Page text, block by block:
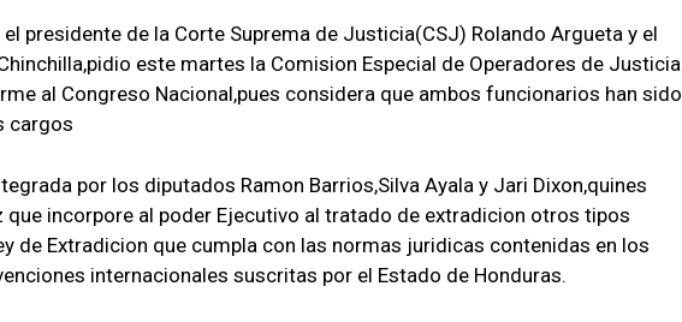
presidente de la Corte Suprema de Justicia(CSJ) Rolando Argueta y el
este martes la Comision Especial de Operadores de Justicia
al Congreso Nacional,pues considera que ambos funcionarios han sido
cargos
por los diputados Ramon Barrios,Silva Ayala y Jari Dixon,quines
que incorpore al poder Ejecutivo al tratado de extradicion otros tipos
de Extradicion que cumpla con las normas juridicas contenidas en los
internacionales suscritas por el Estado de Honduras.